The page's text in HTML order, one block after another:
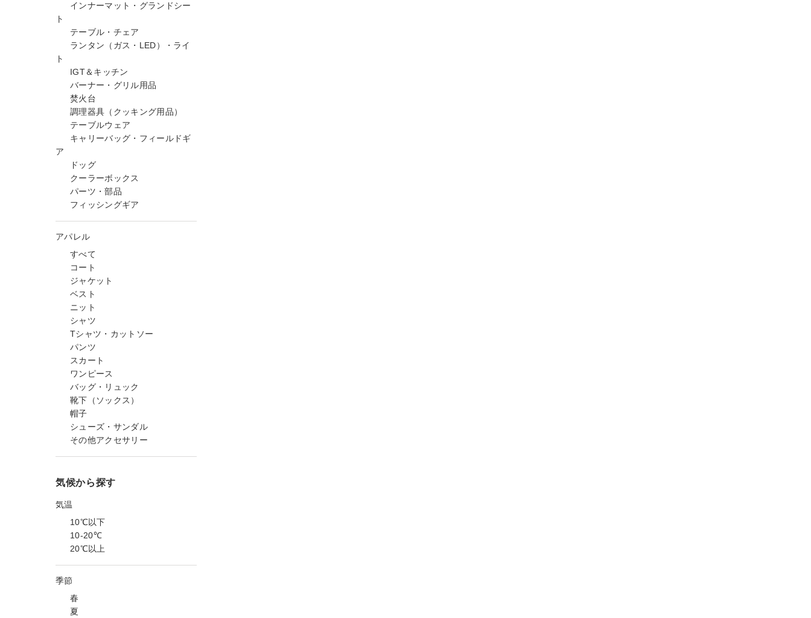
インナーマット・グランドシー
ト
テーブル・チェア
ランタン（ガス・LED）・ライ
ト
IGT＆キッチン
バーナー・グリル用品
焚火台
調理器具（クッキング用品）
テーブルウェア
キャリーバッグ・フィールドギ
ア
ドッグ
クーラーボックス
パーツ・部品
フィッシングギア
アパレル
すべて
コート
ジャケット
ベスト
ニット
シャツ
Tシャツ・カットソー
パンツ
スカート
ワンピース
バッグ・リュック
靴下（ソックス）
帽子
シューズ・サンダル
その他アクセサリー
気候から探す
気温
10℃以下
10-20℃
20℃以上
季節
春
夏